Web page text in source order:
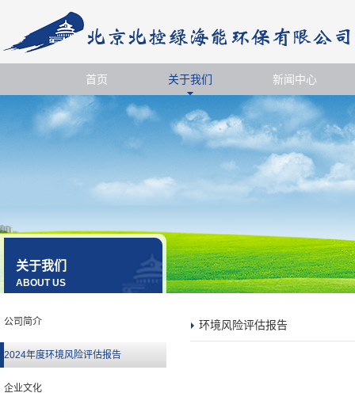
首页 关于我们 新闻中心
关于我们
ABOUT US
公司简介
2024年度环境风险评估报告
企业文化
环境风险评估报告